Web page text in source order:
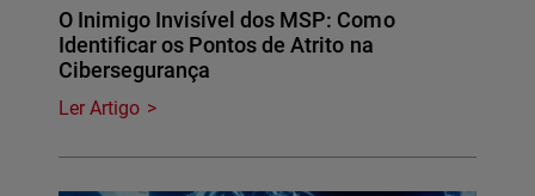
O Inimigo Invisível dos MSP: Como
Identificar os Pontos de Atrito na
Cibersegurança
Ler Artigo